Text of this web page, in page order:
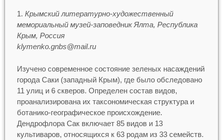
Крымский литературно-художественный
мемориальный музей-заповедник Ялта, Республика
Крым, Россия
klymenko.gnbs@mail.ru
Изучено современное состояние зеленых насаждений
города Саки (западный Крым), где было обследовано
11 улиц и 6 скверов. Определен состав видов,
проанализирована их таксономическая структура и
ботанико-географическое происхождение.
Дендрофлора Сак включает 85 видов и 13
культиваров, относящихся к 63 родам из 33 семейств.